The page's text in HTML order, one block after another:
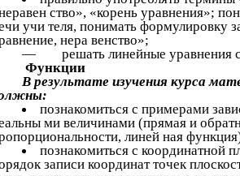
ство», «корень уравнения»;
учи теля, понимать формулировку
нера венство»;
— решать линейные уравнения с
Функции
В результате изучения курса
познакомиться с примерами
ми величинами (прямая и
линей ная
познакомиться с координатной
записи координат точек